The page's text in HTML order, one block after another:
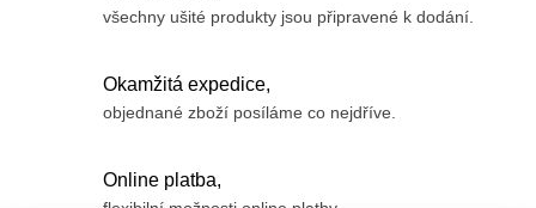
všechny ušité produkty jsou připravené k dodání.
Okamžitá expedice,
objednané zboží posíláme co nejdříve.
Online platba,